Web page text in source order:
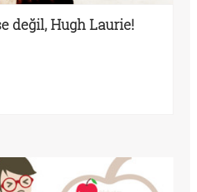
değil, Hugh Laurie!